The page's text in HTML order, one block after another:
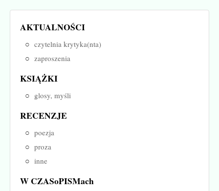
AKTUALNOŚCI
czytelnia krytyka(nta)
zaproszenia
KSIĄŻKI
glosy, myśli
RECENZJE
poezja
proza
inne
W CZASoPISMach